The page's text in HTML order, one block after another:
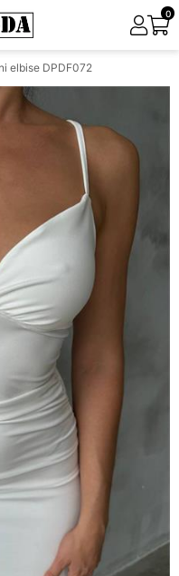
0
elbise DPDF072